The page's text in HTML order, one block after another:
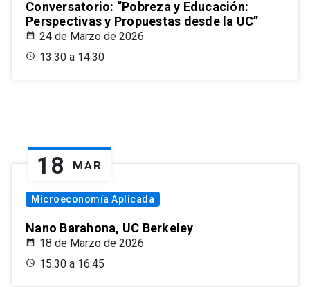
Conversatorio: “Pobreza y Educación:
Perspectivas y Propuestas desde la UC”
24 de Marzo de 2026
13:30 a 14:30
18 MAR
Microeconomía Aplicada
Nano Barahona, UC Berkeley
18 de Marzo de 2026
15:30 a 16:45